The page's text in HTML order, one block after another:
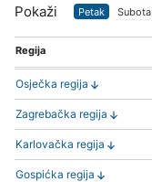
Pokaži Petak Subota
Regija
Osječka regija
Zagrebačka regija
Karlovačka regija
Gospićka regija